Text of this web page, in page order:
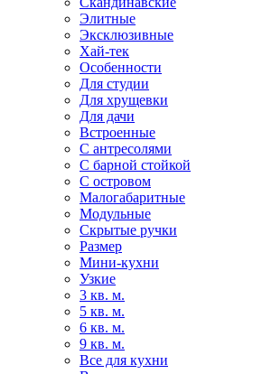
Элитные
Эксклюзивные
Хай-тек
Особенности
Для студии
Для хрущевки
Для дачи
Встроенные
С антресолями
С барной стойкой
С островом
Малогабаритные
Модульные
Скрытые ручки
Размер
Мини-кухни
Узкие
3 кв. м.
5 кв. м.
6 кв. м.
9 кв. м.
Все для кухни